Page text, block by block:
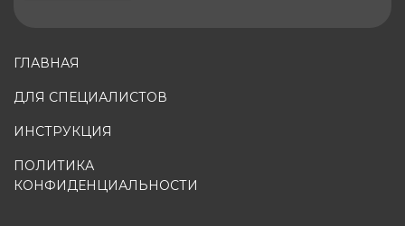
ГЛАВНАЯ
ДЛЯ СПЕЦИАЛИСТОВ
ИНСТРУКЦИЯ
ПОЛИТИКА
КОНФИДЕНЦИАЛЬНОСТИ